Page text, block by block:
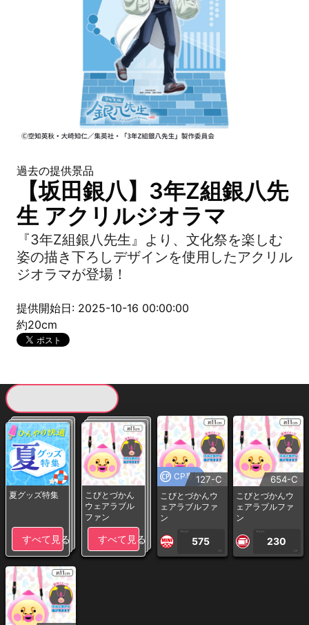
過去の提供景品
【坂田銀八】3年Z組銀八先
生 アクリルジオラマ
『3年Z組銀八先生』より、文化祭を楽しむ
姿の描き下ろしデザインを使用したアクリル
ジオラマが登場！
提供開始日: 2025-10-16 00:00:00
約20cm
夏グッズ特集
すべて見る
こびとづかん
ウェアラブル
ファン
すべて見る
CP専用127-C
こびとづかんウ
ェアラブルファ
ン
1PLAY
575
CP
654-C
こびとづかんウ
ェアラブルファ
ン
1PLAY
230
CP